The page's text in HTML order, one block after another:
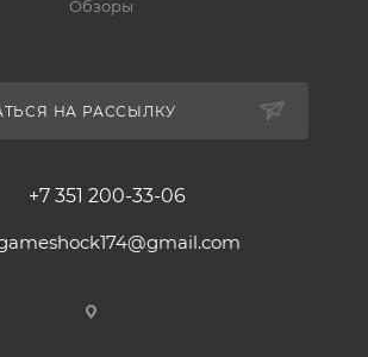
Обзоры
НА РАССЫЛКУ
+7 351 200-33-06